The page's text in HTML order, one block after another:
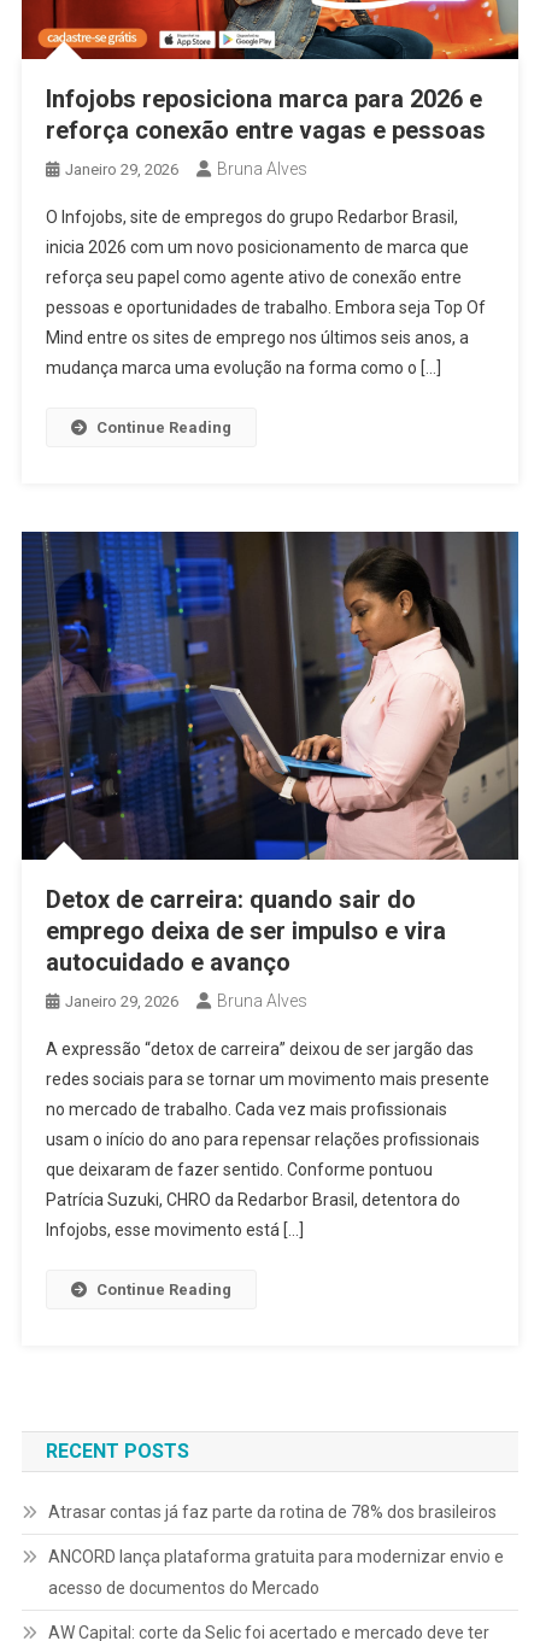
Infojobs reposiciona marca para 2026 e
reforça conexão entre vagas e pessoas
Janeiro 29, 2026 Bruna Alves
O Infojobs, site de empregos do grupo Redarbor Brasil,
inicia 2026 com um novo posicionamento de marca que
reforça seu papel como agente ativo de conexão entre
pessoas e oportunidades de trabalho. Embora seja Top Of
Mind entre os sites de emprego nos últimos seis anos, a
mudança marca uma evolução na forma como o […]
Continue Reading
Detox de carreira: quando sair do
emprego deixa de ser impulso e vira
autocuidado e avanço
Janeiro 29, 2026 Bruna Alves
A expressão “detox de carreira” deixou de ser jargão das
redes sociais para se tornar um movimento mais presente
no mercado de trabalho. Cada vez mais profissionais
usam o início do ano para repensar relações profissionais
que deixaram de fazer sentido. Conforme pontuou
Patrícia Suzuki, CHRO da Redarbor Brasil, detentora do
Infojobs, esse movimento está […]
Continue Reading
RECENT POSTS
Atrasar contas já faz parte da rotina de 78% dos brasileiros
ANCORD lança plataforma gratuita para modernizar envio e
acesso de documentos do Mercado
AW Capital: corte da Selic foi acertado e mercado deve ter